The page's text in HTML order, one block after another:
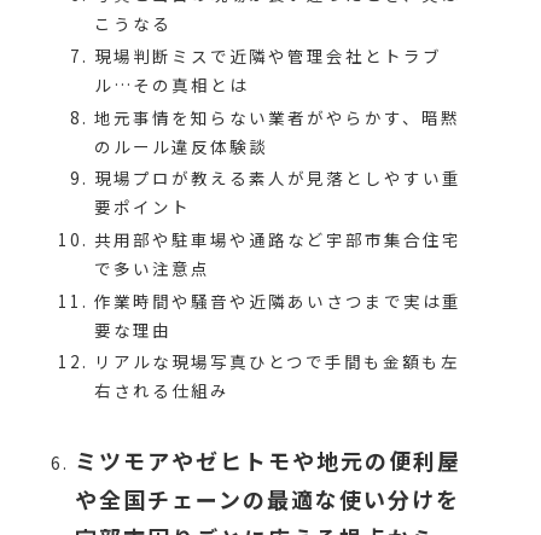
こうなる
現場判断ミスで近隣や管理会社とトラブ
ル…その真相とは
地元事情を知らない業者がやらかす、暗黙
のルール違反体験談
現場プロが教える素人が見落としやすい重
要ポイント
共用部や駐車場や通路など宇部市集合住宅
で多い注意点
作業時間や騒音や近隣あいさつまで実は重
要な理由
リアルな現場写真ひとつで手間も金額も左
右される仕組み
ミツモアやゼヒトモや地元の便利屋
や全国チェーンの最適な使い分けを